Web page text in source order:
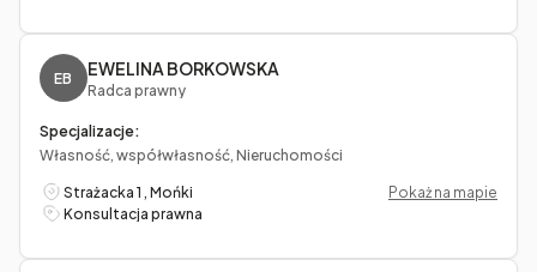
EB EWELINA BORKOWSKA
Radca prawny
Specjalizacje:
Własność, współwłasność, Nieruchomości
Strażacka 1 , Mońki
Pokaż na mapie
Konsultacja prawna